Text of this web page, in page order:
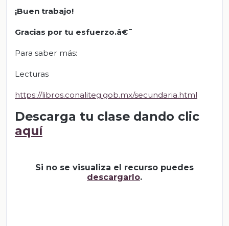
¡Buen trabajo!
Gracias por tu esfuerzo.â€¯
Para saber más:
Lecturas
https://libros.conaliteg.gob.mx/secundaria.html
Descarga tu clase dando clic
aquí
Si no se visualiza el recurso puedes
descargarlo.